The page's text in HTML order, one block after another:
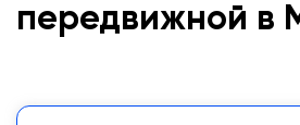
передвижной в